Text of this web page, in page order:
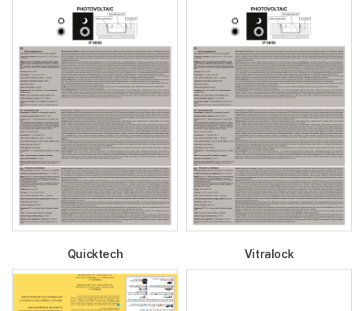
Quicktech Vitralock